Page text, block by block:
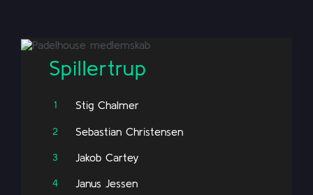
Spillertrup
1 Stig Chalmer
2 Sebastian Christensen
3 Jakob Cartey
4 Janus Jessen